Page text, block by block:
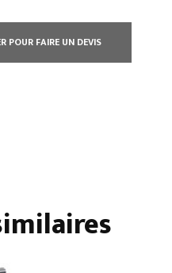
POUR FAIRE UN DEVIS